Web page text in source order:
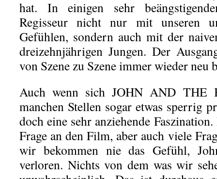
hat. In einigen sehr
Regisseur nicht nur mit unseren
Gefühlen, sondern auch mit der
dreizehnjährigen Jungen. Der
von Szene zu Szene immer wieder neu
Auch wenn sich JOHN AND THE
manchen Stellen sogar etwas sperrig
doch eine sehr anziehende
Frage an den Film, aber auch viele
wir bekommen nie das Gefühl,
verloren. Nichts von dem was wir